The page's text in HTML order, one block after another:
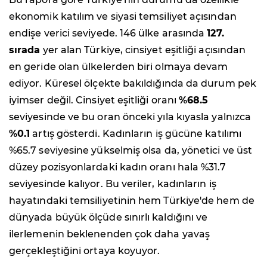
ekonomik katılım ve siyasi temsiliyet açısından
endişe verici seviyede. 146 ülke arasında127.
sırada yer alan Türkiye, cinsiyet eşitliği açısından
en geride olan ülkelerden biri olmaya devam
ediyor. Küresel ölçekte bakıldığında da durum pek
iyimser değil. Cinsiyet eşitliği oranı%68.5
seviyesinde ve bu oran önceki yıla kıyasla yalnızca
%0.1 artış gösterdi. Kadınların iş gücüne katılımı
%65.7 seviyesine yükselmiş olsa da, yönetici ve üst
düzey pozisyonlardaki kadın oranı hala %31.7
seviyesinde kalıyor. Bu veriler, kadınların iş
hayatındaki temsiliyetinin hem Türkiye'de hem de
dünyada büyük ölçüde sınırlı kaldığını ve
ilerlemenin beklenenden çok daha yavaş
gerçekleştiğini ortaya koyuyor.